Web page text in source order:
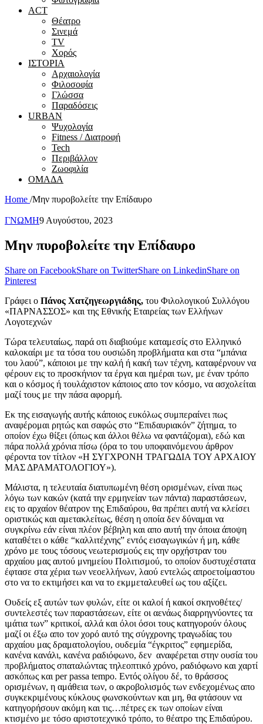
ACT
Θέατρο
Σινεμά
ΤV
Χορός
ΙΣΤΟΡΙΑ
Αρχαιολογία
Φιλοσοφία
Γλώσσα
Παραδόσεις
URBAN
Ψυχολογία
Fitness / Διατροφή
Tech
Περιβάλλον
Ζωοφιλία
ΟΜΑΔΑ
Home /Μην πυροβολείτε την Επίδαυρο
ΓΝΩΜΗ9 Αυγούστου, 2023
Μην πυροβολείτε την Επίδαυρο
Share on FacebookShare on TwitterShare on LinkedinShare on
Pinterest
Γράφει ο Πάνος Χατζηγεωργιάδης, του Φιλολογικού Συλλόγου
«ΠΑΡΝΑΣΣΟΣ» και της Εθνικής Εταιρείας των Ελλήνων
Λογοτεχνών
Τώρα τελευταίως, παρά οτι διαβιούμε καταμεσίς στο Ελληνικό
καλοκαίρι με τα τόσα του ουσιώδη προβλήματα και στα “μπάνια
του λαού”, κάποιοι με την καλή ή κακή των τέχνη, καταφέρνουν να
φέρουν εις το προσκήνιον τα έργα και ημέραι των, με έναν τρόπο
και ο κόσμος ή τουλάχιστον κάποιος απο τον κόσμο, να ασχολείται
μαζί τους με την πάσα αφορμή.
Εκ της εισαγωγής αυτής κάποιος ευκόλως συμπεραίνει πως
αναφέρομαι ρητώς και σαφώς στο “Επιδαυριακόν” ζήτημα, το
οποίον έχω θίξει (όπως και άλλοι θέλω να φαντάζομαι), εδώ και
πάρα πολλά χρόνια πίσω (όρα το του υποφαινόμενου άρθρον
φέροντα τον τίτλον «Η ΣΥΓΧΡΟΝΗ ΤΡΑΓΩΔΙΑ ΤΟΥ ΑΡΧΑΙΟΥ
ΜΑΣ ΔΡΑΜΑΤΟΛΟΓΙΟΥ»).
Μάλιστα, η τελευταία διατυπωμένη θέση ορισμένων, είναι πως
λόγω των κακών (κατά την ερμηνείαν των πάντα) παραστάσεων,
εις το αρχαίον θέατρον της Επιδαύρου, θα πρέπει αυτή να κλείσει
οριστικώς και αμετακλείτως, θέση η οποία δεν δύναμαι να
συγκρίνω εάν είναι πλέον βέβηλη και απο αυτή την όποια άποψη
καταθέτει ο κάθε “καλλιτέχνης” εντός εισαγωγικών ή μη, κάθε
χρόνο με τους τόσους νεωτερισμούς εις την ορχήστραν του
αρχαίου μας αυτού μνημείου Πολιτισμού, το οποίον δυστυχέστατα
έφτασε στα χέρια των νεοελλήνων, λαού εντελώς απροετοίμαστου
στο να το εκτιμήσει και να το εκμμεταλευθεί ως του αξίζει.
Ουδείς εξ αυτών των φυλών, είτε οι καλοί ή κακοί σκηνοθέτες/
συντελεστές των παραστάσεων, είτε οι αενάως διαρρηγνύοντες τα
ιμάτια των” κριτικοί, αλλά και όλοι όσοι τους κατηγορούν όλους
μαζί οι έξω απο τον χορό αυτό της σύγχρονης τραγωδίας του
αρχαίου μας δραματολογίου, ουδεμία “έγκριτος” εφημερίδα,
κανένα κανάλι, κανένα ραδιόφωνο, δεν αναφέρεται στην ουσία του
προβλήματος σπαταλώντας τηλεοπτικό χρόνο, ραδιόφωνο και χαρτί
ασκόπως και per passa tempo. Εντός ολίγου δέ, το θράσσος
ορισμένων, η αμάθεια των, ο ακροβολισμός των ενδεχομένως απο
συγκεκριμένους κύκλους φωνσκούντων και μη, θα φτάσουν να
κατηγορήσουν ακόμη και τις…πέτρες εκ των οποίων είναι
κτισμένο με τόσο αριστοτεχνικό τρόπο, το θέατρο της Επιδαύρου.